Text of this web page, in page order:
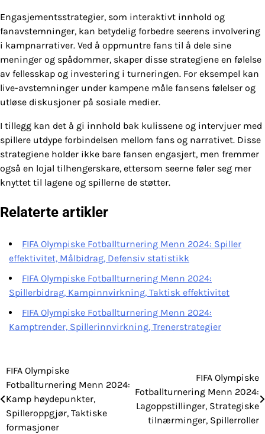
Engasjementsstrategier, som interaktivt innhold og
fanavstemninger, kan betydelig forbedre seerens involvering
i kampnarrativer. Ved å oppmuntre fans til å dele sine
meninger og spådommer, skaper disse strategiene en følelse
av fellesskap og investering i turneringen. For eksempel kan
live-avstemninger under kampene måle fansens følelser og
utløse diskusjoner på sosiale medier.
I tillegg kan det å gi innhold bak kulissene og intervjuer med
spillere utdype forbindelsen mellom fans og narrativet. Disse
strategiene holder ikke bare fansen engasjert, men fremmer
også en lojal tilhengerskare, ettersom seerne føler seg mer
knyttet til lagene og spillerne de støtter.
Relaterte artikler
FIFA Olympiske Fotballturnering Menn 2024: Spiller
effektivitet, Målbidrag, Defensiv statistikk
FIFA Olympiske Fotballturnering Menn 2024:
Spillerbidrag, Kampinnvirkning, Taktisk effektivitet
FIFA Olympiske Fotballturnering Menn 2024:
Kamptrender, Spillerinnvirkning, Trenerstrategier
Post
navigation
FIFA Olympiske
Fotballturnering Menn 2024:
Kamp høydepunkter,
Spilleroppgjør, Taktiske
formasjoner
FIFA Olympiske
Fotballturnering Menn 2024:
Lagoppstillinger, Strategiske
tilnærminger, Spillerroller